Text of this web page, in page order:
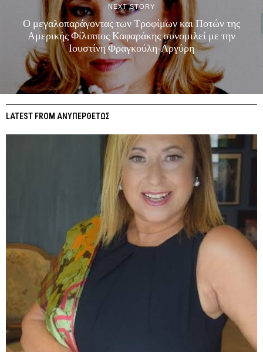
NEXT STORY
Ο μεγαλοπαράγοντας των Τροφίμων και Ποτών της
Αμερικής Φίλιππος Καφαράκης συνομιλεί με την
Ιουστίνη Φραγκούλη-Αργύρη
LATEST FROM ΑΝΥΠΕΡΘΕΤΩΣ